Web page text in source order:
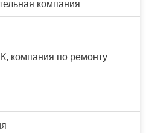
компания
компания по ремонту